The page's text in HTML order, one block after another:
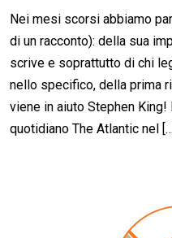
Nei mesi scorsi abbiamo
di un racconto): della sua
scrive e soprattutto di chi
nello specifico, della prima
viene in aiuto Stephen King!
quotidiano The Atlantic nel